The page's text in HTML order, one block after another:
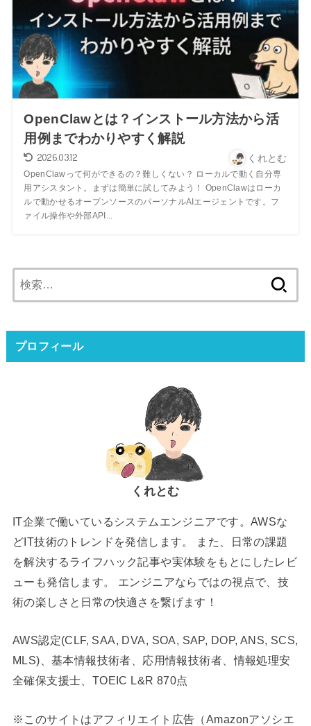
OpenClawとは？インストール方法から活
用例までわかりやすく解説
2026.03.12 くれとむ
OpenClawって何ができるの？難しくない？ ローカルで動く自分専
用アシスタント。まずは簡単に試してみよう！ OpenClawはローカ
ルで動かせるオープンソースのパーソナルAIエージェントです。フ
ァイル操作や外部API...
索:
プロフィール
くれとむ
IT企業で働いているシステムエンジニアです。AWSな
どIT技術のトレンドを発信します。 また、日常の課題
を解決するライフハック記事や実体験をもとにしたレビ
ューも発信します。 エンジニアならではの視点で、技
術の楽しさと日常の快適さを繋げます！
AWS認定(CLF, SAA, DVA, SOA, SAP, DOP, ANS, SCS,
MLS)、基本情報技術者、応用情報技術者、情報処理安
全確保支援士、TOEIC L&R 870点
※このサイトはアフィリエイト広告（Amazonアソシエ